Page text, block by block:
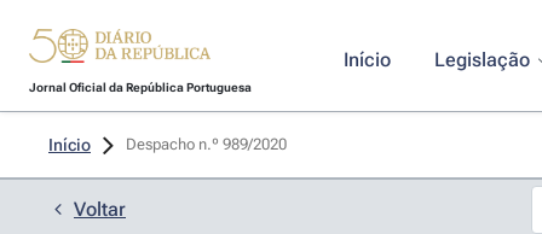
Jornal Oficial da República Portuguesa
Início Legislação
Início Despacho n.º 989/2020
Voltar